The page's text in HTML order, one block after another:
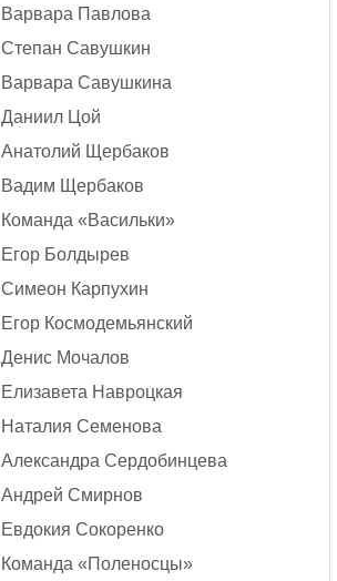
Варвара Павлова
Степан Савушкин
Варвара Савушкина
Даниил Цой
Анатолий Щербаков
Вадим Щербаков
Команда «Васильки»
Егор Болдырев
Симеон Карпухин
Егор Космодемьянский
Денис Мочалов
Елизавета Навроцкая
Наталия Семенова
Александра Сердобинцева
Андрей Смирнов
Евдокия Сокоренко
Команда «Поленосцы»